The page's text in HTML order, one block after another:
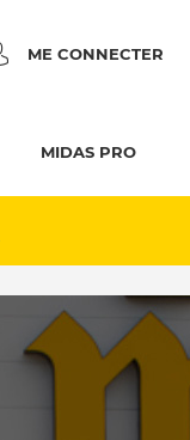
ME CONNECTER
MIDAS PRO